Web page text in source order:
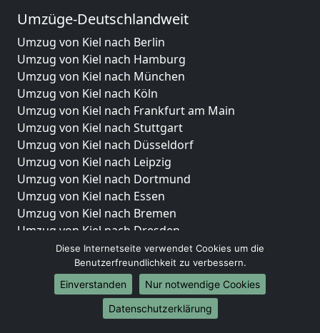
Umzüge-Deutschlandweit
Umzug von Kiel nach Berlin
Umzug von Kiel nach Hamburg
Umzug von Kiel nach München
Umzug von Kiel nach Köln
Umzug von Kiel nach Frankfurt am Main
Umzug von Kiel nach Stuttgart
Umzug von Kiel nach Düsseldorf
Umzug von Kiel nach Leipzig
Umzug von Kiel nach Dortmund
Umzug von Kiel nach Essen
Umzug von Kiel nach Bremen
Umzug von Kiel nach Dresden
Umzug von Kiel nach Hannover
Umzug von Kiel nach Nürnberg
Umzug von Kiel nach Duisburg
Umzug von Kiel nach Bochum
Umzug von Kiel nach Wuppertal
Diese Internetseite verwendet Cookies um die
Benutzerfreundlichkeit zu verbessern.
Einverstanden
Nur notwendige Cookies
Datenschutzerklärung